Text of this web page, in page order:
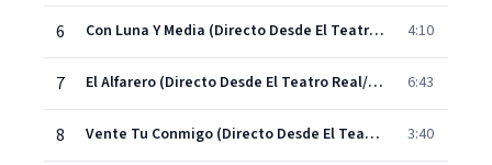
6 Con Luna Y Media (Directo Desde El Teatro Real/2012/Sevillanas) 4:10
7 El Alfarero (Directo Desde El Teatro Real/2012/Bulería) 6:43
8 Vente Tu Conmigo (Directo Desde El Teatro Real/2012/Zambra) 3:40